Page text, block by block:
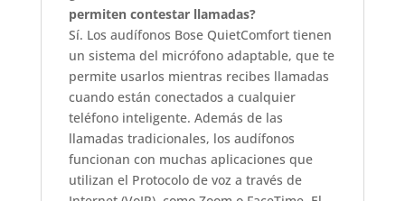
permiten contestar llamadas?
Sí. Los audífonos Bose QuietComfort tienen
un sistema del micrófono adaptable, que te
permite usarlos mientras recibes llamadas
cuando están conectados a cualquier
teléfono inteligente. Además de las
llamadas tradicionales, los audífonos
funcionan con muchas aplicaciones que
utilizan el Protocolo de voz a través de